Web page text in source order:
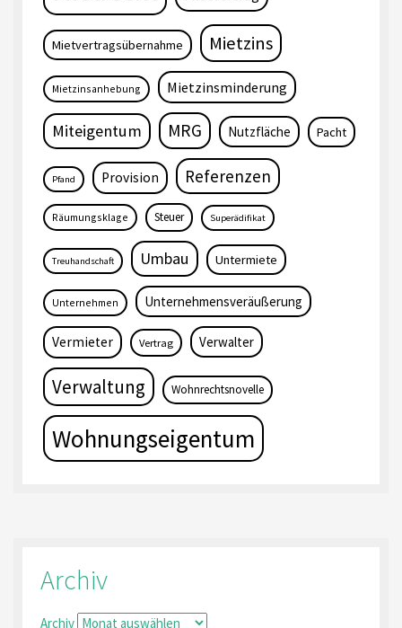
Mietvertragsübernahme Mietzins
Mietzinsanhebung Mietzinsminderung
Miteigentum MRG Nutzfläche Pacht
Pfand Provision Referenzen
Räumungsklage Steuer Superädifikat
Treuhandschaft Umbau Untermiete
Unternehmen Unternehmensveräußerung
Vermieter Vertrag Verwalter
Verwaltung Wohnrechtsnovelle
Wohnungseigentum
Archiv
Archiv